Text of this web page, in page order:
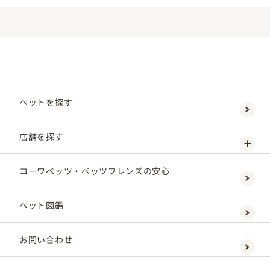
ペットを探す
店舗を探す
コーワペッツ・ペッツフレンズの安心
ペット図鑑
お問い合わせ